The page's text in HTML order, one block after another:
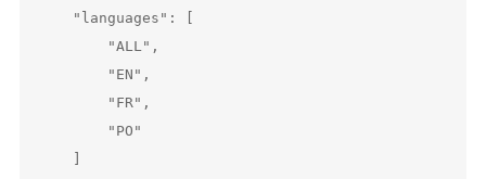
    "languages": [
        "ALL",
        "EN",
        "FR",
        "PO"